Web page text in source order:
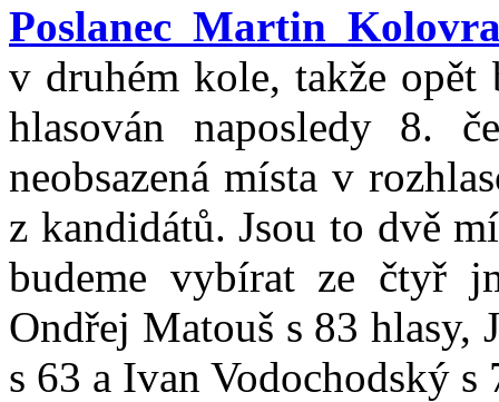
Poslanec Martin
v druhém kole, takže opět
hlasován naposledy 8.
neobsazená místa v
z kandidátů. Jsou to dvě
budeme vybírat ze čtyř
Ondřej Matouš s 83 hlasy,
s 63 a Ivan Vodochodský